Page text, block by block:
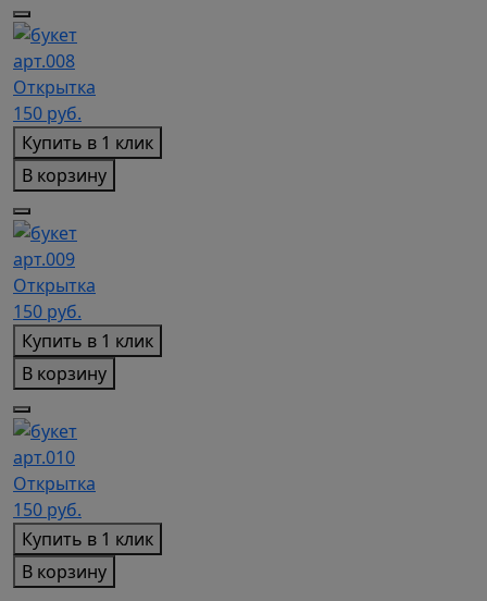
арт.008
Открытка
150 руб.
Купить в 1 клик
В корзину
арт.009
Открытка
150 руб.
Купить в 1 клик
В корзину
арт.010
Открытка
150 руб.
Купить в 1 клик
В корзину